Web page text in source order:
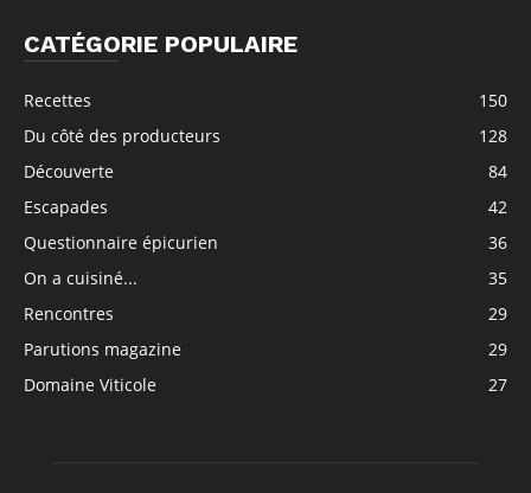
CATÉGORIE POPULAIRE
Recettes
150
Du côté des producteurs
128
Découverte
84
Escapades
42
Questionnaire épicurien
36
On a cuisiné...
35
Rencontres
29
Parutions magazine
29
Domaine Viticole
27